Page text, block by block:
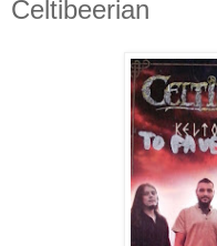
Celtibeerian